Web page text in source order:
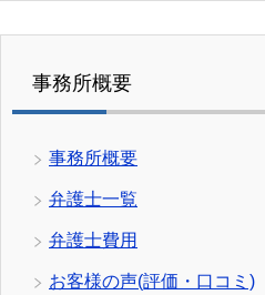
事務所概要
事務所概要
弁護士一覧
弁護士費用
お客様の声(評価・口コミ)